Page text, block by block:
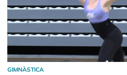
GIMNÀSTICA